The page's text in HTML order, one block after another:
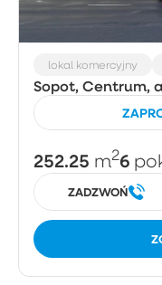
lokal komercyjny
Sopot, Centrum,
252.25 m26
ZADZWOŃ